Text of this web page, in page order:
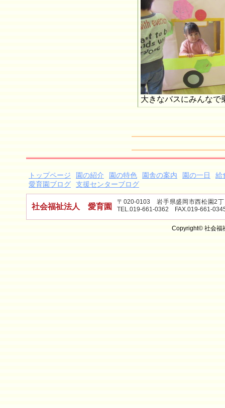
大きなバスにみんな
トップページ 園の紹介 園の特色 園舎の案内 園の一日
給
愛育園ブログ
支援センターブログ
社会福祉法人 愛育園
〒020-0103 岩手県盛岡市西松園
TEL.019-661-0362 FAX.019-661-
Copyright© 社会福